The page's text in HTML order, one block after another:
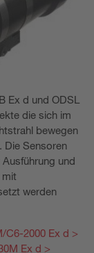
Ex d und ODSL
die sich im
bewegen
Die Sensoren
und
mit
werden
C6-2000 Ex d >
Ex d >